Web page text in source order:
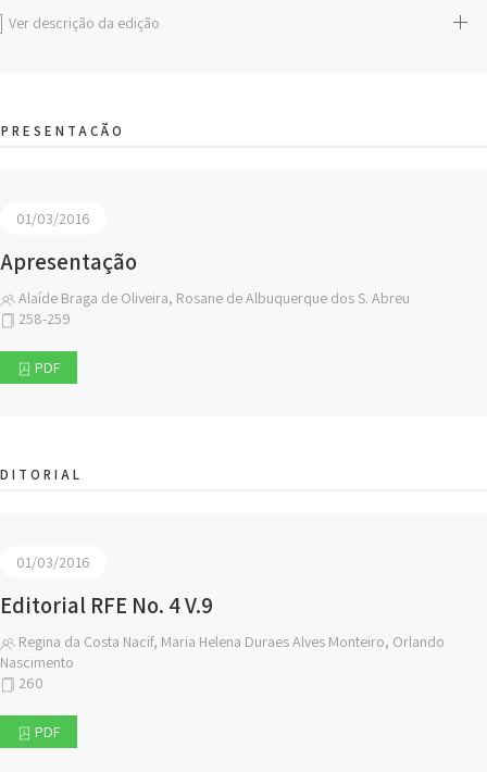
Ver descrição da edição
01/03/2016
Apresentação
Alaíde Braga de Oliveira, Rosane de Albuquerque dos S. Abreu
258-259
PDF
01/03/2016
Editorial RFE No. 4 V.9
Regina da Costa Nacif, Maria Helena Duraes Alves Monteiro, Orlando
Nascimento
260
PDF